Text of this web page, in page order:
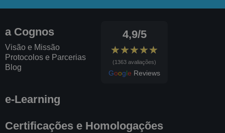
a Cognos
Visão e Missão
Protocolos e Parcerias
Blog
4,9/5
★★★★★
★★★★★
(1363 avaliações)
Goog e Reviews
e-Learning
Certificações e Homologações